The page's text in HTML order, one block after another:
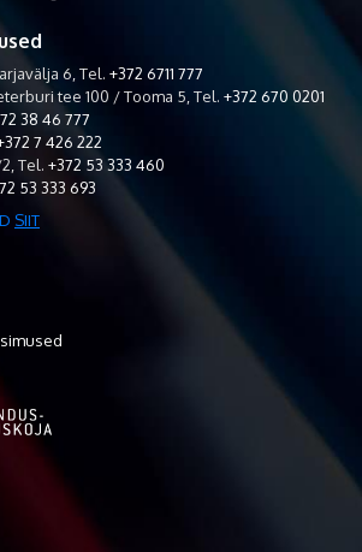
6, Tel. +372 6711 777
tee 100 / Tooma 5, Tel. +372 670 0201
38 46 777
7 426 222
Tel. +372 53 333 460
53 333 693
SIIT